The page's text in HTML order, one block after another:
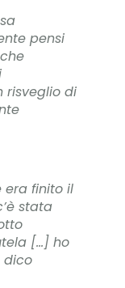
pensi
risveglio di
era finito il
stata
[…] ho
dico